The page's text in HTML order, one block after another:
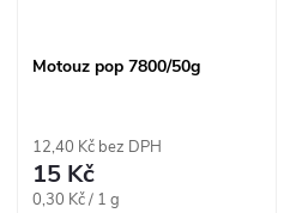
Motouz pop 7800/50g
12,40 Kč bez DPH
15 Kč
Měrná
0,30 Kč / 1 g